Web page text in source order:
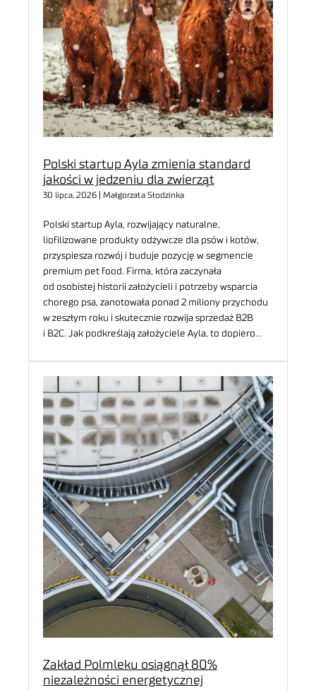
Polski startup Ayla zmienia standard
jakości w jedzeniu dla zwierząt
30 lipca, 2026 | Małgorzata Słodzinka
Polski startup Ayla, rozwijający naturalne,
liofilizowane produkty odżywcze dla psów i kotów,
przyspiesza rozwój i buduje pozycję w segmencie
premium pet food. Firma, która zaczynała
od osobistej historii założycieli i potrzeby wsparcia
chorego psa, zanotowała ponad 2 miliony przychodu
w zeszłym roku i skutecznie rozwija sprzedaż B2B
i B2C. Jak podkreślają założyciele Ayla, to dopiero…
Zakład Polmleku osiągnął 80%
niezależności energetycznej